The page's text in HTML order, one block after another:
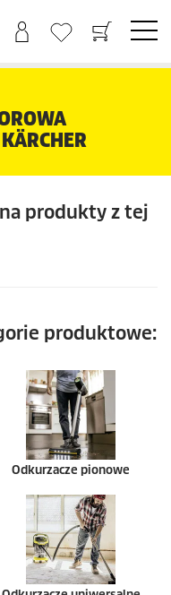
produkty z tej
produktowe:
Odkurzacze pionowe